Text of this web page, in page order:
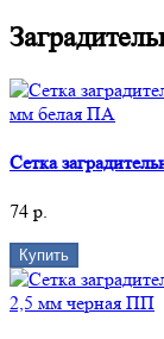
Сетка
74 р.
Купить